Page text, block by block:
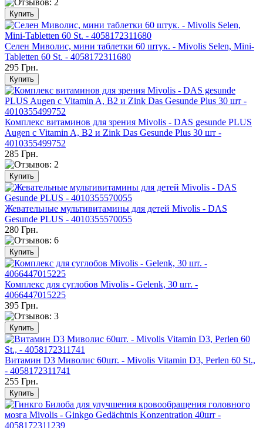
Селен Миволис, мини таблетки 60 штук. - Mivolis Selen, Mini-
Tabletten 60 St. - 4058172311680
295 Грн.
Комплекс витаминов для зрения Mivolis - DAS gesunde PLUS
Augen с Vitamin A, B2 и Zink Das Gesunde Plus 30 шт -
4010355499752
285 Грн.
Жевательные мультивитамины для детей Mivolis - DAS
Gesunde PLUS - 4010355570055
280 Грн.
Комплекс для суглобов Mivolis - Gelenk, 30 шт. -
4066447015225
395 Грн.
Витамин D3 Миволис 60шт. - Mivolis Vitamin D3, Perlen 60 St.,
- 4058172311741
255 Грн.